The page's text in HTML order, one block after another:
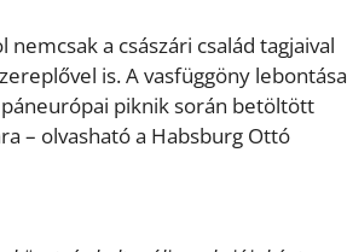
a császári család tagjaival
is. A vasfüggöny lebontása
piknik során betöltött
– olvasható a Habsburg Ottó